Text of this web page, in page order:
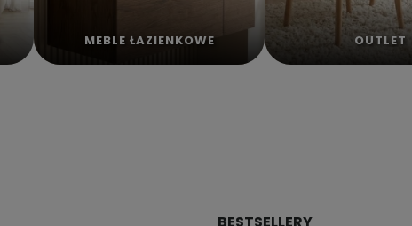
MEBLE ŁAZIENKOWE OUTLET